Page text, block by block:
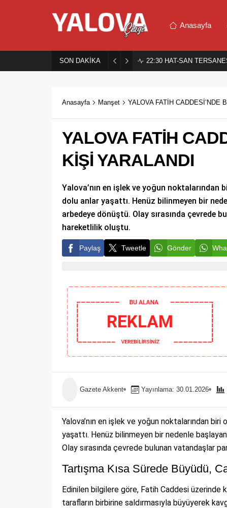
Anasayfa
SON DAKİKA 22:30 HAT-SAN
Anasayfa Manşet YALOVA FATİH CADDESİ’NDE
YALOVA FATİH
KİŞİ YARALANDI
Yalova’nın en işlek ve yoğun
dolu anlar yaşattı. Henüz bilinmeyen bir
arbedeye dönüştü. Olay sırasında çevrede
hareketlilik oluştu.
Paylaş Tweetle Gönder
Gazete Akkent Yayınlama: 30.01.2026
Yalova’nın en işlek ve yoğun noktalarından
yaşattı. Henüz bilinmeyen bir nedenle
Olay sırasında çevrede bulunan vatandaşlar
Tartışma Kısa Sürede Büyüdü,
Edinilen bilgilere göre, Fatih Caddesi üzerinde
tarafların birbirine saldırmasıyla büyüyerek